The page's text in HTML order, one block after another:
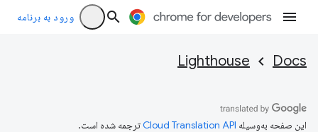
ورود به برنامه
Docs
Lighthouse
این صفحه به‌وسیله ترجمه شده است.